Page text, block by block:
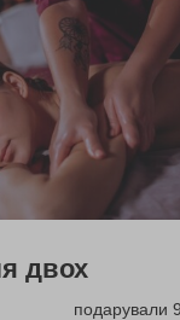
двох
подарували